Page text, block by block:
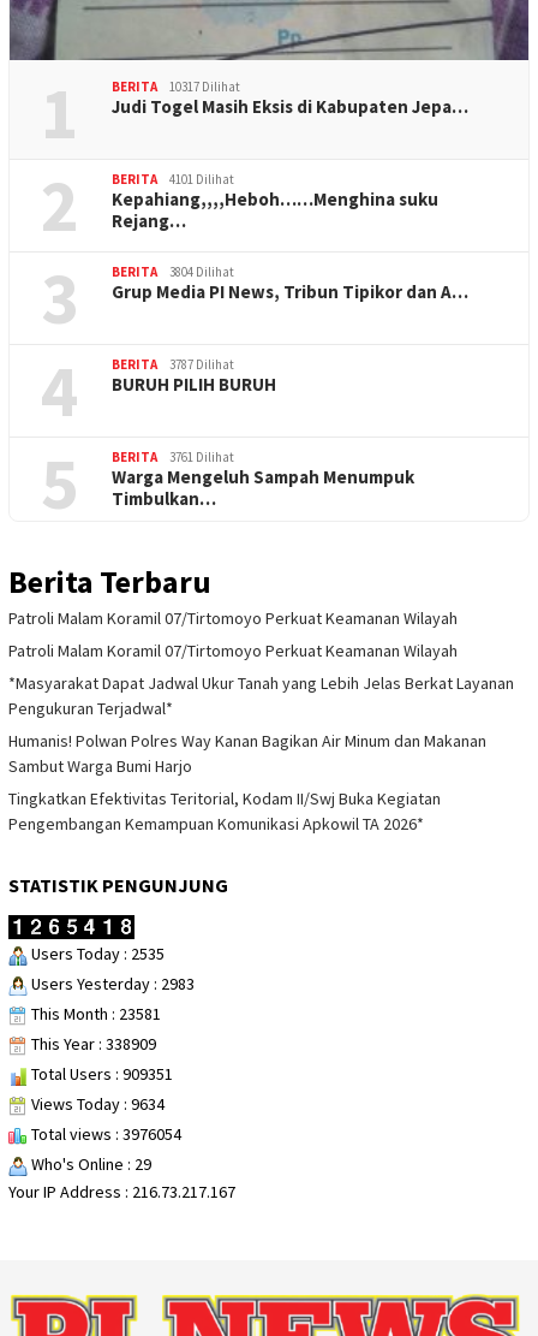
1 BERITA 10317 Dilihat
Judi Togel Masih Eksis di Kabupaten Jepa…
2 BERITA 4101 Dilihat
Kepahiang,,,,Heboh……Menghina suku
Rejang…
3 BERITA 3804 Dilihat
Grup Media PI News, Tribun Tipikor dan A…
4 BERITA 3787 Dilihat
BURUH PILIH BURUH
5 BERITA 3761 Dilihat
Warga Mengeluh Sampah Menumpuk
Timbulkan…
Berita Terbaru
Patroli Malam Koramil 07/Tirtomoyo Perkuat Keamanan Wilayah
Patroli Malam Koramil 07/Tirtomoyo Perkuat Keamanan Wilayah
*Masyarakat Dapat Jadwal Ukur Tanah yang Lebih Jelas Berkat Layanan
Pengukuran Terjadwal*
Humanis! Polwan Polres Way Kanan Bagikan Air Minum dan Makanan
Sambut Warga Bumi Harjo
Tingkatkan Efektivitas Teritorial, Kodam II/Swj Buka Kegiatan
Pengembangan Kemampuan Komunikasi Apkowil TA 2026*
STATISTIK PENGUNJUNG
Users Today : 2535
Users Yesterday : 2983
This Month : 23581
This Year : 338909
Total Users : 909351
Views Today : 9634
Total views : 3976054
Who's Online : 29
Your IP Address : 216.73.217.167